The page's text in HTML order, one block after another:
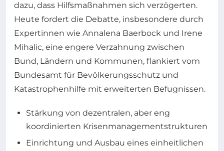
dazu, dass Hilfsmaßnahmen sich verzögerten.
Heute fordert die Debatte, insbesondere durch
Expertinnen wie Annalena Baerbock und Irene
Mihalic, eine engere Verzahnung zwischen
Bund, Ländern und Kommunen, flankiert vom
Bundesamt für Bevölkerungsschutz und
Katastrophenhilfe mit erweiterten Befugnissen.
Stärkung von dezentralen, aber eng
koordinierten Krisenmanagementstrukturen
Einrichtung und Ausbau eines einheitlichen